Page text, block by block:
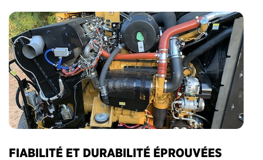
FIABILITÉ ET DURABILITÉ ÉPROUVÉES